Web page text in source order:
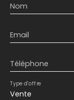
Nom
Email
Téléphone
Vente
Type d'offre